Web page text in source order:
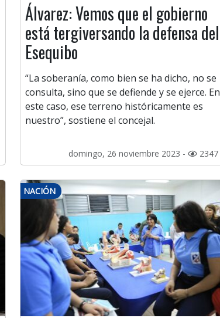
Álvarez: Vemos que el gobierno
está tergiversando la defensa del
Esequibo
“La soberanía, como bien se ha dicho, no se
consulta, sino que se defiende y se ejerce. En
este caso, ese terreno históricamente es
nuestro”, sostiene el concejal.
domingo, 26 noviembre 2023 - 2347
NACIÓN